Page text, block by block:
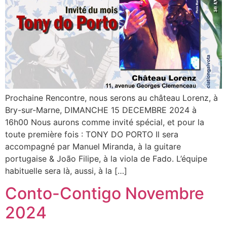
Prochaine Rencontre, nous serons au château Lorenz, à
Bry-sur-Marne, DIMANCHE 15 DECEMBRE 2024 à
16h00 Nous aurons comme invité spécial, et pour la
toute première fois : TONY DO PORTO Il sera
accompagné par Manuel Miranda, à la guitare
portugaise & João Filipe, à la viola de Fado. L’équipe
habituelle sera là, aussi, à la […]
Conto-Contigo Novembre
2024